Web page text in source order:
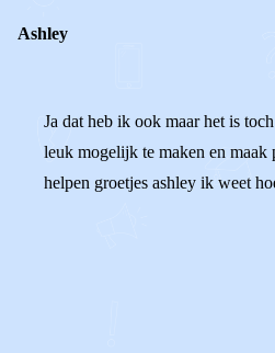
Ashley
Ja dat heb ik ook maar het is
leuk mogelijk te maken en maak
helpen groetjes ashley ik weet